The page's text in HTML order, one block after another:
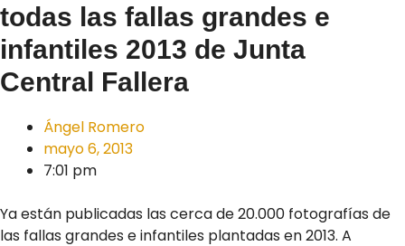
todas las fallas grandes e
infantiles 2013 de Junta
Central Fallera
Ángel Romero
mayo 6, 2013
7:01 pm
Ya están publicadas las cerca de 20.000 fotografías de
las fallas grandes e infantiles plantadas en 2013. A